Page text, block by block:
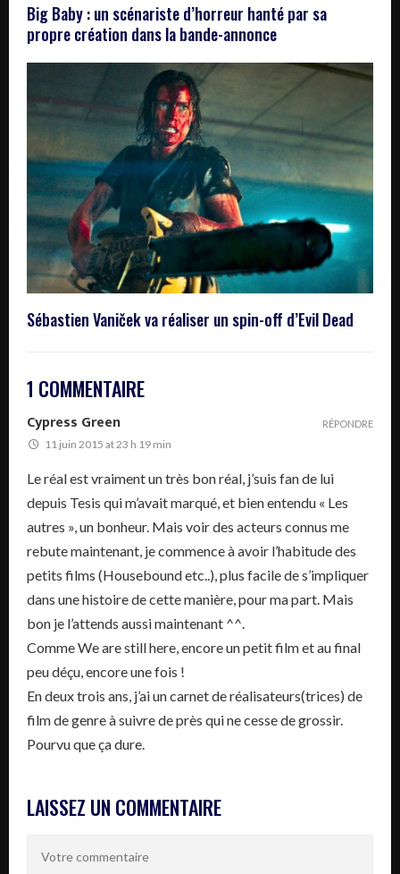
Big Baby : un scénariste d’horreur hanté par sa
propre création dans la bande-annonce
Sébastien Vaniček va réaliser un spin-off d’Evil Dead
1 COMMENTAIRE
Cypress Green
11 juin 2015 at 23 h 19 min
Le réal est vraiment un très bon réal, j’suis fan de lui
depuis Tesis qui m’avait marqué, et bien entendu « Les
autres », un bonheur. Mais voir des acteurs connus me
rebute maintenant, je commence à avoir l’habitude des
petits films (Housebound etc..), plus facile de s’impliquer
dans une histoire de cette manière, pour ma part. Mais
bon je l’attends aussi maintenant ^^.
Comme We are still here, encore un petit film et au final
peu déçu, encore une fois !
En deux trois ans, j’ai un carnet de réalisateurs(trices) de
film de genre à suivre de près qui ne cesse de grossir.
Pourvu que ça dure.
RÉPONDRE
LAISSEZ UN COMMENTAIRE